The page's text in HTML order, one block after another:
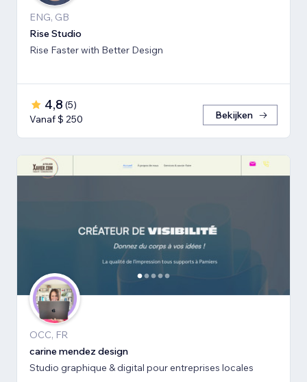
ENG, GB
Rise Studio
Rise Faster with Better Design
4,8 (5)
Vanaf $ 250
Bekijken
OCC, FR
carine mendez design
Studio graphique & digital pour entreprises locales